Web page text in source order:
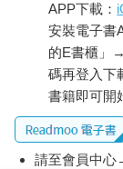
APP下載：
安裝電子書
的E書櫃」
碼再登入下
書籍即可開
請至會員中心